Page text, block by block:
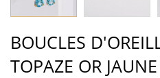
BOUCLES
TOPAZE OR